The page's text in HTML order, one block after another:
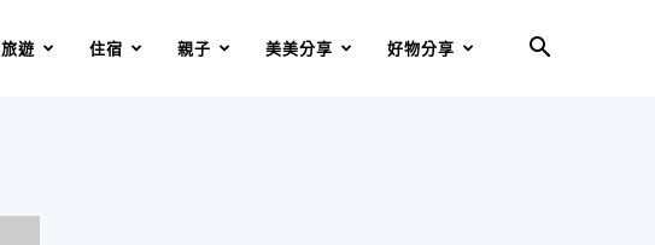
旅遊 住宿 親子 美美分享 好物分享